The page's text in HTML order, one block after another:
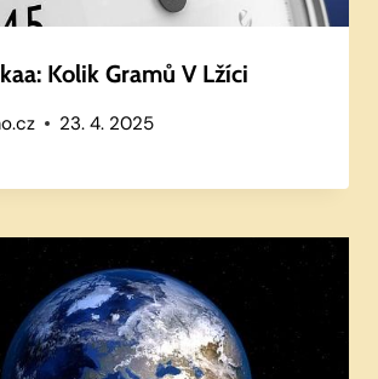
Kolik Gramů V Lžíci
23. 4. 2025